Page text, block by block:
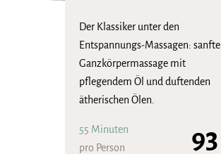
Der Klassiker unter den
Entspannungs-Massagen: sanfte
Ganzkörpermassage mit
pflegendem Öl und duftenden
ätherischen Ölen.
55 Minuten
pro Person
93